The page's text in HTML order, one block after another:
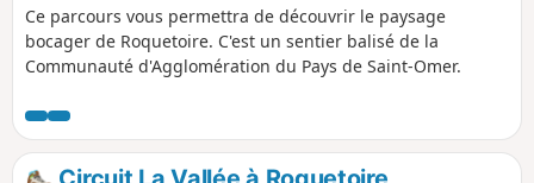
Ce parcours vous permettra de découvrir le paysage
bocager de Roquetoire. C'est un sentier balisé de la
Communauté d'Agglomération du Pays de Saint-Omer.